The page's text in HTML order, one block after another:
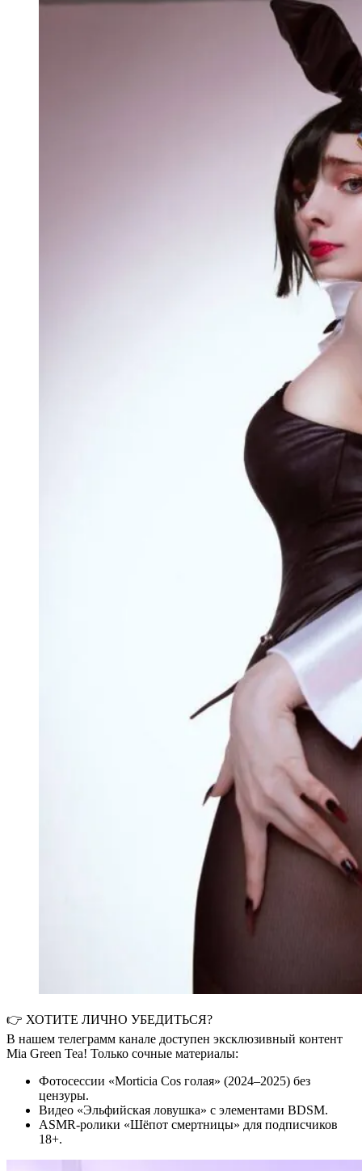
👉 ХОТИТЕ ЛИЧНО УБЕДИТЬСЯ?
В нашем телеграмм канале доступен эксклюзивный контент
Mia Green Tea! Только сочные материалы:
Фотосессии «Morticia Cos голая» (2024–2025) без
цензуры.
Видео «Эльфийская ловушка» с элементами BDSM.
ASMR-ролики «Шёпот смертницы» для подписчиков
18+.